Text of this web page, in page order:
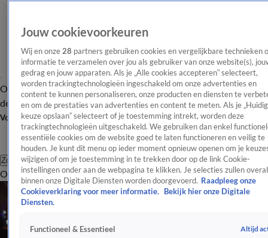
OverzichtAfleveringen Entertainment TV Algemeen
Tip
de redactieNieuwsbrief
Volg Shownieuws
Zoeken
OverzichtEntertainmentSpraakmakendRealityCrimeVideo's
Jouw cookievoorkeuren
Wij en onze 28 partners gebruiken cookies en vergelijkbare technieken
informatie te verzamelen over jou als gebruiker van onze website(s),
gedrag en jouw apparaten. Als je „Alle cookies accepteren” selecteert,
worden trackingtechnologieën ingeschakeld om onze advertenties en
content te kunnen personaliseren, onze producten en diensten te
en om de prestaties van advertenties en content te meten. Als je
keuze opslaan” selecteert of je toestemming intrekt, worden deze
trackingtechnologieën uitgeschakeld. We gebruiken dan enkel
essentiële cookies om de website goed te laten functioneren en veilig te
houden. Je kunt dit menu op ieder moment opnieuw openen om je
wijzigen of om je toestemming in te trekken door op de link Cookie-
instellingen onder aan de webpagina te klikken. Je selecties zullen overal
binnen onze Digitale Diensten worden doorgevoerd. Raadpleeg onze
Cookieverklaring voor meer informatie.
Bekijk hier onze Digitale
Diensten.
Functioneel & Essentieel Altijd